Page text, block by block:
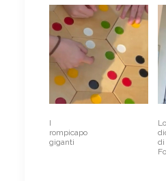
I
rompicapo
giganti
di